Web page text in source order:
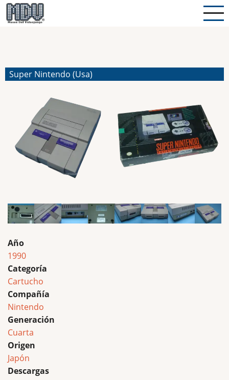
Pasar
al
Super Nintendo (Usa)
Año
1990
Categoría
Cartucho
Compañía
Nintendo
Generación
Cuarta
Origen
Japón
Descargas